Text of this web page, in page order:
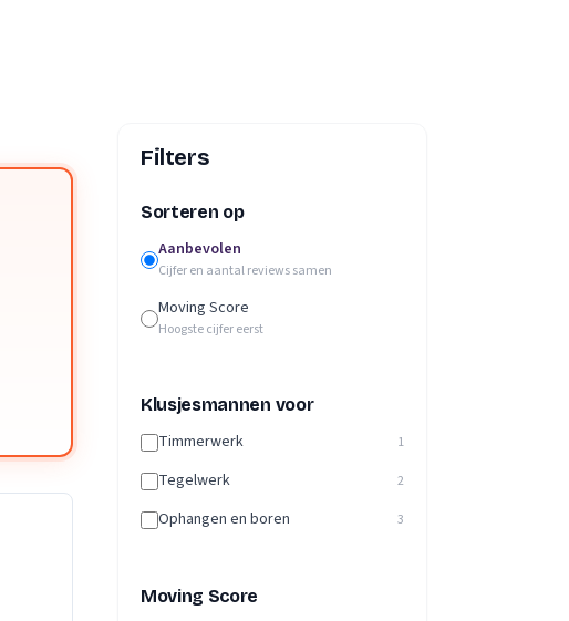
Filters
Sorteren op
Aanbevolen
Cijfer en aantal reviews samen
Moving Score
Hoogste cijfer eerst
Klusjesmannen voor
Timmerwerk 1
Tegelwerk 2
Ophangen en boren 3
Moving Score